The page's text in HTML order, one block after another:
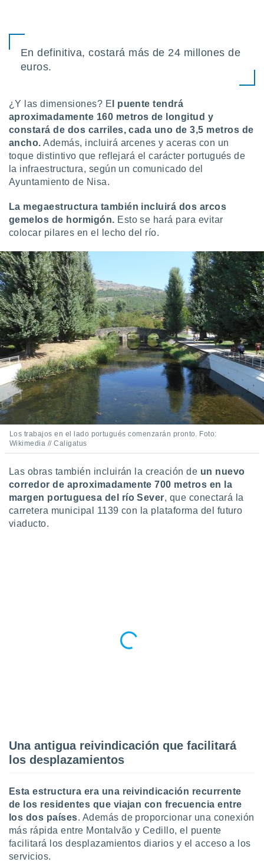
de
un
o acceder
datos
perfiles
utilizar
crear un
uso de
la
contenido
medir el
de la
el
de
o a través
de
de
uso de
con el
En definitiva, costará más de 24 millones de
euros.
¿Y las dimensiones? E l puente tendrá
aproximadamente 160 metros de longitud y
constará de dos carriles, cada uno de 3,5 metros de
ancho. Además, incluirá arcenes y aceras con un
toque distintivo que reflejará el carácter portugués de
la infraestructura, según un comunicado del
Ayuntamiento de Nisa.
La megaestructura también incluirá dos arcos
gemelos de hormigón. Esto se hará para evitar
colocar pilares en el lecho del río.
Los trabajos en el lado portugués comenzarán pronto. Foto:
Wikimedia // Caligatus
Las obras también incluirán la creación de un nuevo
corredor de aproximadamente 700 metros en la
margen portuguesa del río Sever, que conectará la
carretera municipal 1139 con la plataforma del futuro
viaducto.
Una antigua reivindicación que facilitará
los desplazamientos
Esta estructura era una reivindicación recurrente
de los residentes que viajan con frecuencia entre
los dos países. Además de proporcionar una conexión
más rápida entre Montalvão y Cedillo, el puente
facilitará los desplazamientos diarios y el acceso a los
servicios.